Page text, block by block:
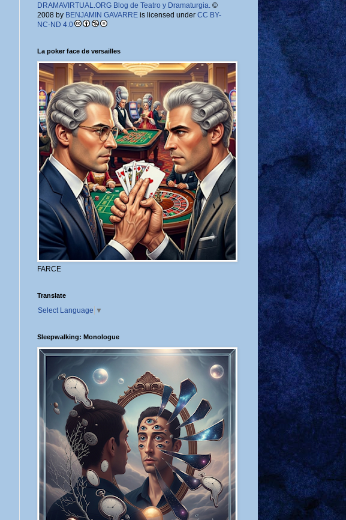
DRAMAVIRTUAL.ORG Blog de Teatro y Dramaturgia. ©
2008 by BENJAMIN GAVARREis licensed under CC BY-
NC-ND 4.0
La poker face de versailles
FARCE
Translate
Select Language ▼
Sleepwalking: Monologue